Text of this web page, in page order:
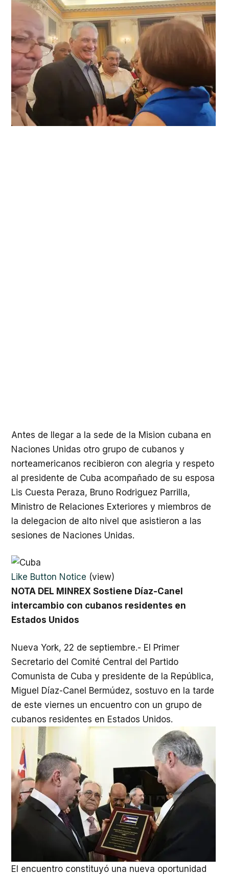
Antes de llegar a la sede de la Mision cubana en
Naciones Unidas otro grupo de cubanos y
norteamericanos recibieron con alegria y respeto
al presidente de Cuba acompañado de su esposa
Lis Cuesta Peraza, Bruno Rodriguez Parrilla,
Ministro de Relaciones Exteriores y miembros de
la delegacion de alto nivel que asistieron a las
sesiones de Naciones Unidas.
Like Button Notice (view)
NOTA DEL MINREX Sostiene Díaz-Canel
intercambio con cubanos residentes en
Estados Unidos
Nueva York, 22 de septiembre.- El Primer
Secretario del Comité Central del Partido
Comunista de Cuba y presidente de la República,
Miguel Díaz-Canel Bermúdez, sostuvo en la tarde
de este viernes un encuentro con un grupo de
cubanos residentes en Estados Unidos.
El encuentro constituyó una nueva oportunidad